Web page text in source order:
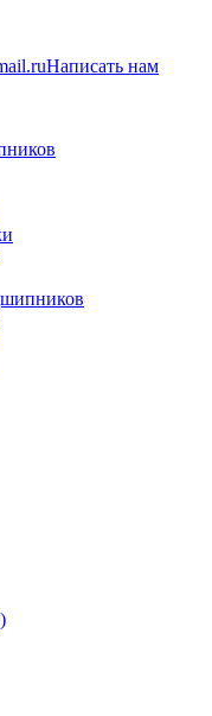
Написать нам